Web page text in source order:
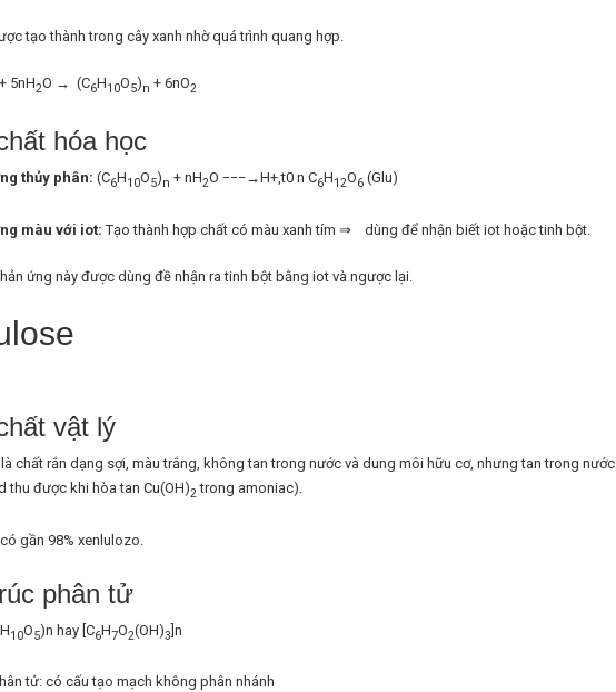
tạo thành trong cây xanh nhờ quá trình quang hợp.
+ 5nH2O → (C6H10O5)n + 6nO2
hóa học
thủy phân: (C6H10O5)n + nH2O −−−→H+,t0 n C6H12O6(Glu)
màu với iot: Tạo thành hợp chất có màu xanh tím ⇒ dùng để nhận biết iot hoặc tinh bột.
ứng này được dùng đề nhận ra tinh bột bằng iot và ngược lại.
vật lý
chất rắn dạng sợi, màu trắng, không tan trong nước và dung môi hữu cơ, nhưng tan trong nước
thu được khi hòa tan Cu(OH)2trong amoniac).
gần 98% xenlulozo.
phân tử
H10O5)n hay [C6H7O2(OH)3]n
tử: có cấu tạo mạch không phân nhánh